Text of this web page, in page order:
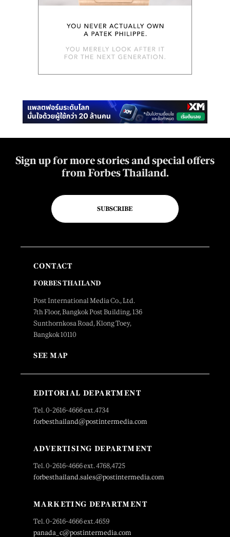
Sign up for more stories and special offers
from Forbes Thailand.
SUBSCRIBE
CONTACT
FORBES THAILAND
Post International Media Co., Ltd.
7th Floor, Bangkok Post Building, 136
Sunthornkosa Road, Klong Toey,
Bangkok 10110
SEE MAP
EDITORIAL DEPARTMENT
Tel. 0-2616-4666 ext.4734
forbesthailand@postintermedia.com
ADVERTISING DEPARTMENT
Tel. 0-2616-4666 ext. 4768,4725
forbesthailand.sales@postintermedia.com
MARKETING DEPARTMENT
Tel. 0-2616-4666 ext.4659
panada_c@postintermedia.com